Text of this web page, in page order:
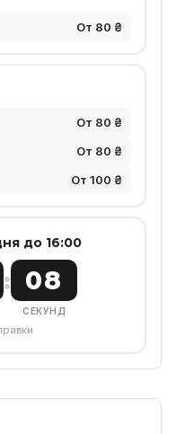
От 80 ₴
От 80 ₴
От 80 ₴
От 100 ₴
до 16:00
: 07
СЕКУНД